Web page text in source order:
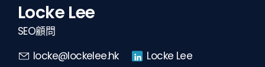
Locke Lee
SEO顧問
locke@lockelee.hk
Locke Lee